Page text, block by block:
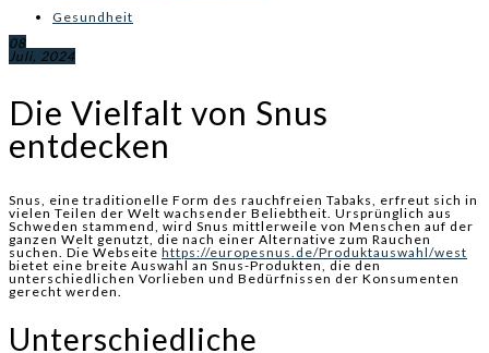
Gesundheit
08
Juli, 2024
Die Vielfalt von Snus
entdecken
Snus, eine traditionelle Form des rauchfreien Tabaks, erfreut sich in
vielen Teilen der Welt wachsender Beliebtheit. Ursprünglich aus
Schweden stammend, wird Snus mittlerweile von Menschen auf der
ganzen Welt genutzt, die nach einer Alternative zum Rauchen
suchen. Die Webseite https://europesnus.de/Produktauswahl/west
bietet eine breite Auswahl an Snus-Produkten, die den
unterschiedlichen Vorlieben und Bedürfnissen der Konsumenten
gerecht werden.
Unterschiedliche